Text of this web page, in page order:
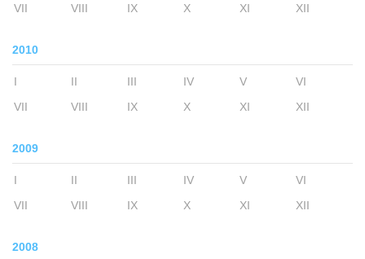
VII
VIII IX X XI XII
2010
I II III IV V
VI
VII
VIII IX X XI XII
2009
I II III IV V
VI
VII
VIII IX X XI XII
2008